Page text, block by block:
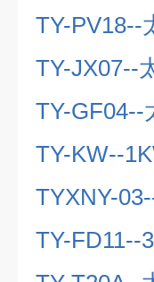
TY-PV18--
TY-JX07--
TY-GF04--
TY-KW--
TYXNY-
TY-FD11--